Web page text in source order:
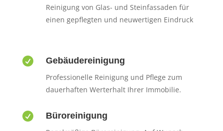
Reinigung von Glas- und Steinfassaden für
einen gepflegten und neuwertigen Eindruck
 Gebäudereinigung
Professionelle Reinigung und Pflege zum
dauerhaften Werterhalt Ihrer Immobilie.
 Büroreinigung